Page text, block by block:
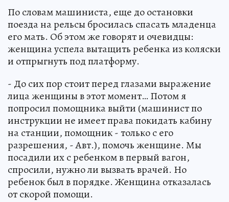
По словам машиниста, еще до остановки
поезда на рельсы бросилась спасать младенца
его мать. Об этом же говорят и очевидцы:
женщина успела вытащить ребенка из коляски
и отпрыгнуть под платформу.
- До сих пор стоит перед глазами выражение
лица женщины в этот момент… Потом я
попросил помощника выйти (машинист по
инструкции не имеет права покидать кабину
на станции, помощник - только с его
разрешения, - Авт.), помочь женщине. Мы
посадили их с ребенком в первый вагон,
спросили, нужно ли вызвать врачей. Но
ребенок был в порядке. Женщина отказалась
от скорой помощи.